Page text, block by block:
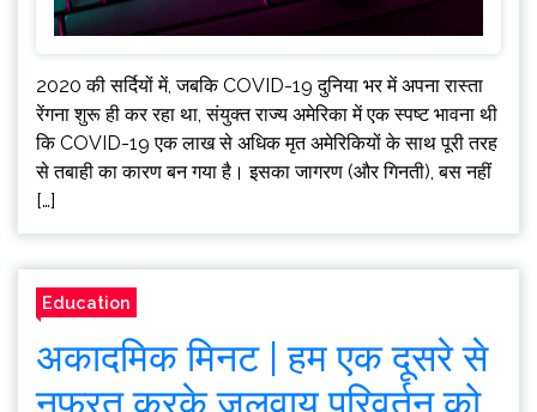
2020 की सर्दियों में, जबकि COVID-19 दुनिया भर में अपना रास्ता
रेंगना शुरू ही कर रहा था, संयुक्त राज्य अमेरिका में एक स्पष्ट भावना थी
कि COVID-19 एक लाख से अधिक मृत अमेरिकियों के साथ पूरी तरह
से तबाही का कारण बन गया है। इसका जागरण (और गिनती), बस नहीं
[…]
Education
अकादमिक मिनट | हम एक दूसरे से